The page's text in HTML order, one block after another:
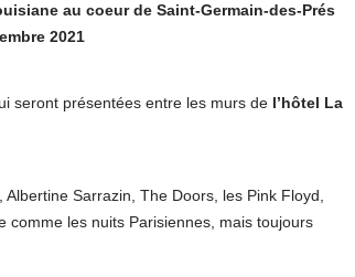
au coeur de Saint-Germain-des-Prés
2021
seront présentées entre les murs de l’hôtel La
Sarrazin, The Doors, les Pink Floyd,
comme les nuits Parisiennes, mais toujours